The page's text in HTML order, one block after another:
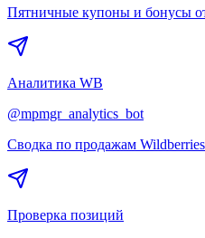
Пятничные купоны и бонусы
Аналитика WB
@mpmgr_analytics_bot
Сводка по продажам
Проверка позиций